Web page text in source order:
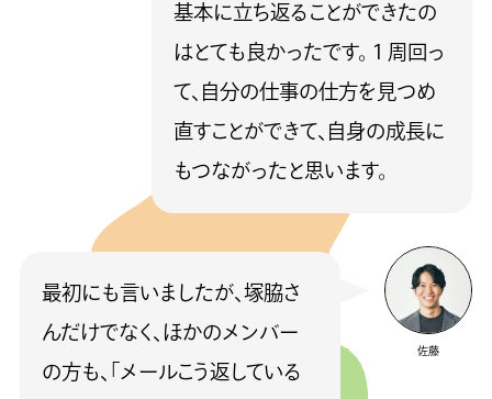
基本に立ち返ることができたの
はとても良かったです。１周回っ
て、自分の仕事の仕方を見つめ
直すことができて、自身の成長に
もつながったと思います。
佐藤
最初にも言いましたが、塚脇さ
んだけでなく、ほかのメンバー
の方も、「メールこう返している